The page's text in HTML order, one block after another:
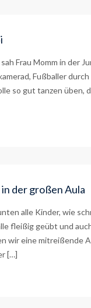
Frau Momm in der
Fußballer
so gut tanzen üben,
der großen Aula
alle Kinder, wie
fleißig geübt und
wir eine mitreißende
[…]